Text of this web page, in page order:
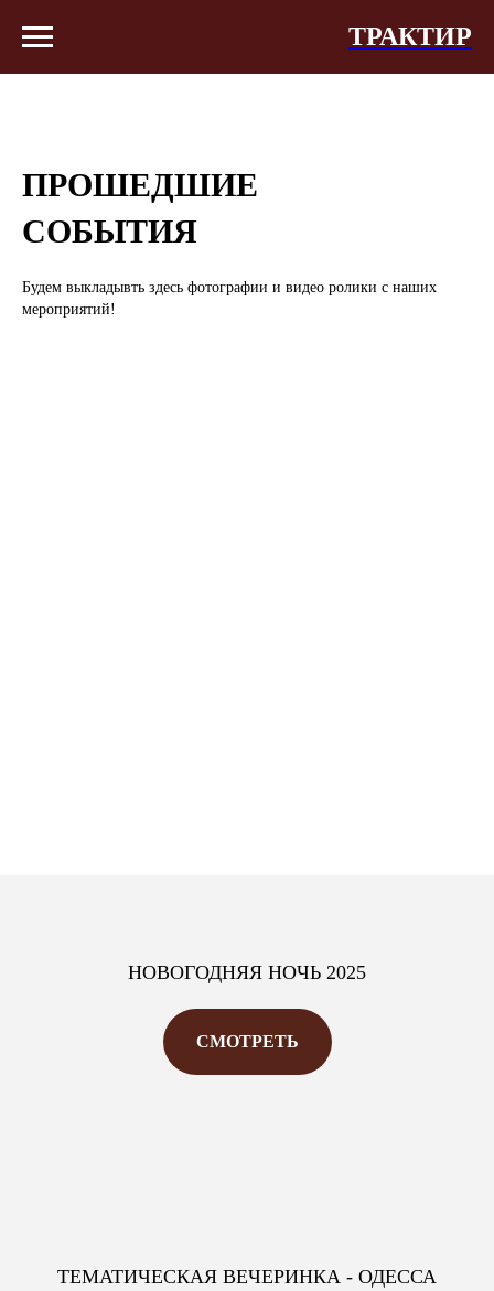
ТРАКТИР
ПРОШЕДШИЕ
СОБЫТИЯ
Будем выкладывть здесь фотографии и видео ролики с наших
мероприятий!
НОВОГОДНЯЯ НОЧЬ 2025
СМОТРЕТЬ
ТЕМАТИЧЕСКАЯ ВЕЧЕРИНКА - ОДЕССА